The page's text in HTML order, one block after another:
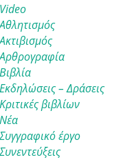
Video
Αθλητισμός
Ακτιβισμός
Αρθρογραφία
Βιβλία
Εκδηλώσεις – Δράσεις
Κριτικές βιβλίων
Νέα
Συγγραφικό έργο
Συνεντεύξεις